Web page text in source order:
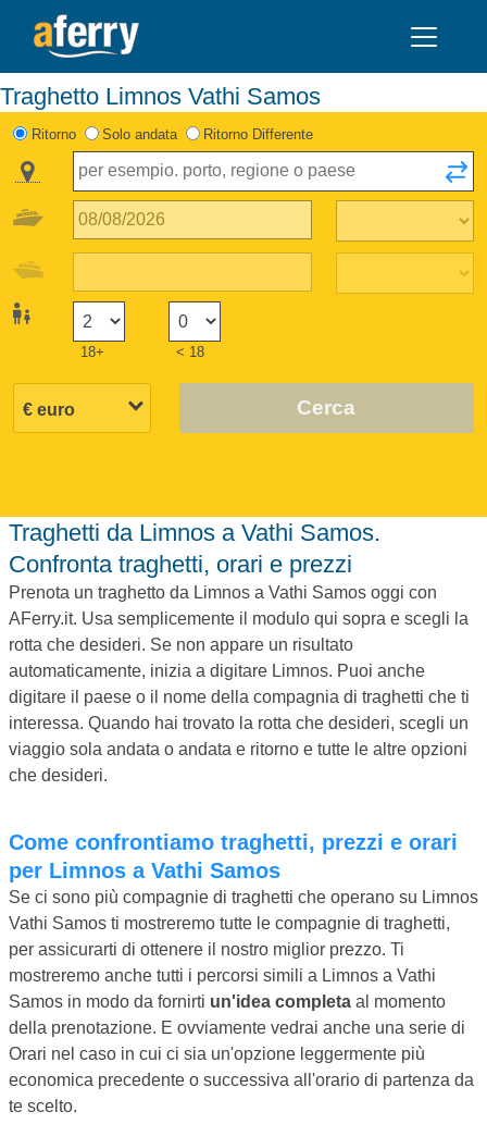
Traghetto Limnos Vathi Samos
Ritorno Solo andata Ritorno Differente
18+ < 18
Cerca
Traghetti da Limnos a Vathi Samos.
Confronta traghetti, orari e prezzi
Prenota un traghetto da Limnos a Vathi Samos oggi con
AFerry.it. Usa semplicemente il modulo qui sopra e scegli la
rotta che desideri. Se non appare un risultato
automaticamente, inizia a digitare Limnos. Puoi anche
digitare il paese o il nome della compagnia di traghetti che ti
interessa. Quando hai trovato la rotta che desideri, scegli un
viaggio sola andata o andata e ritorno e tutte le altre opzioni
che desideri.
Come confrontiamo traghetti, prezzi e orari
per Limnos a Vathi Samos
Se ci sono più compagnie di traghetti che operano su Limnos
Vathi Samos ti mostreremo tutte le compagnie di traghetti,
per assicurarti di ottenere il nostro miglior prezzo. Ti
mostreremo anche tutti i percorsi simili a Limnos a Vathi
Samos in modo da fornirti un'idea completa al momento
della prenotazione. E ovviamente vedrai anche una serie di
Orari nel caso in cui ci sia un'opzione leggermente più
economica precedente o successiva all'orario di partenza da
te scelto.